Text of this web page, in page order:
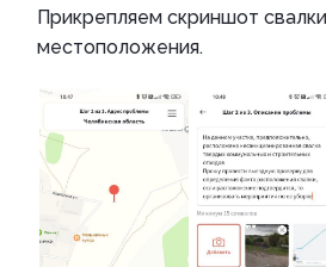
Прикрепляем скриншот
местоположения.